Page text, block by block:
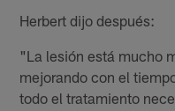
Herbert dijo después:
"La lesión está mucho
mejorando con el
todo el tratamiento